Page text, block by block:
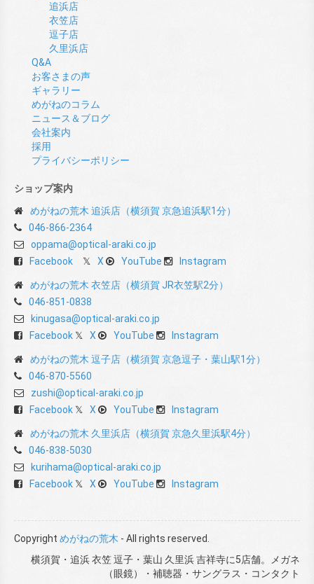
追浜店
衣笠店
逗子店
久里浜店
Q&A
お客さまの声
ギャラリー
めがねのコラム
ニュース＆ブログ
会社案内
採用
プライバシーポリシー
ショップ案内
めがねの荒木 追浜店（横須賀 京急追浜駅1分）
046-866-2364
oppama@optical-araki.co.jp
Facebook
X YouTube Instagram
めがねの荒木 衣笠店（横須賀 JR衣笠駅2分）
046-851-0838
kinugasa@optical-araki.co.jp
Facebook
X YouTube Instagram
めがねの荒木 逗子店（横須賀 京急逗子・葉山駅1分）
046-870-5560
zushi@optical-araki.co.jp
Facebook
X YouTube Instagram
めがねの荒木 久里浜店（横須賀 京急久里浜駅4分）
046-838-5030
kurihama@optical-araki.co.jp
Facebook
X YouTube Instagram
Copyright めがねの荒木 - All rights reserved.
横須賀・追浜 衣笠 逗子・葉山 久里浜 吉祥寺に5店舗。メガネ
（眼鏡）・補聴器・サングラス・コンタクト